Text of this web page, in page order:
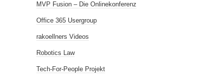
MVP Fusion – Die Onlinekonferenz
Office 365 Usergroup
rakoellners Videos
Robotics Law
Tech-For-People Projekt